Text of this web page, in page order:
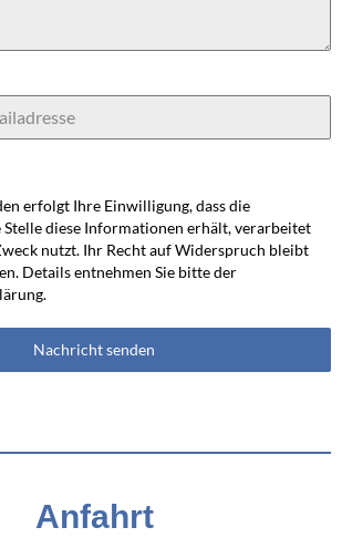
erfolgt Ihre Einwilligung, dass die
diese Informationen erhält, verarbeitet
nutzt. Ihr Recht auf Widerspruch bleibt
Details entnehmen Sie bitte der
Nachricht senden
Anfahrt